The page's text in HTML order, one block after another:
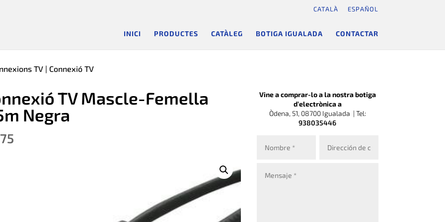
CATALÀ ESPAÑOL
INICI PRODUCTES CATÀLEG BOTIGA IGUALADA CONTACTAR
TV | Connexió TV
TV Mascle-Femella
Negra
Vine a comprar-lo a la nostra botiga
d’electrònica a
Òdena, 51, 08700 Igualada | Tel:
938035446